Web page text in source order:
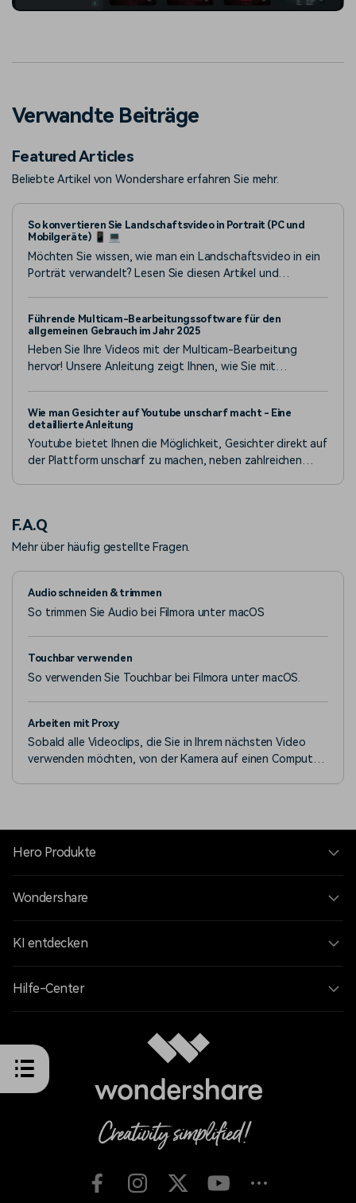
Verwandte Beiträge
Featured Articles
Beliebte Artikel von Wondershare erfahren Sie mehr.
So konvertieren Sie Landschaftsvideo in Portrait (PC und
Mobilgeräte) 📱 💻
Möchten Sie wissen, wie man ein Landschaftsvideo in ein
Porträt verwandelt? Lesen Sie diesen Artikel und
Führende Multicam-Bearbeitungssoftware für den
allgemeinen Gebrauch im Jahr 2025
Heben Sie Ihre Videos mit der Multicam-Bearbeitung
hervor! Unsere Anleitung zeigt Ihnen, wie Sie mit
Kameraperspektiven erstellen können.
Wie man Gesichter auf Youtube unscharf macht - Eine
detaillierte Anleitung
Youtube bietet Ihnen die Möglichkeit, Gesichter direkt auf
der Plattform unscharf zu machen, neben zahlreichen
F.A.Q
Mehr über häufig gestellte Fragen.
Audio schneiden & trimmen
So trimmen Sie Audio bei Filmora unter macOS
Touchbar verwenden
So verwenden Sie Touchbar bei Filmora unter macOS.
Arbeiten mit Proxy
Sobald alle Videoclips, die Sie in Ihrem nächsten Video
verwenden möchten, von der Kamera auf einen Computer
Hero Produkte
Wondershare
KI entdecken
Hilfe-Center